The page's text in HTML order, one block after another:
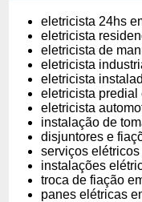
eletricista 24hs
eletricista
eletricista de
eletricista
eletricista
eletricista predial
eletricista
instalação de
disjuntores e
serviços
instalações
troca de fiação
panes elétricas